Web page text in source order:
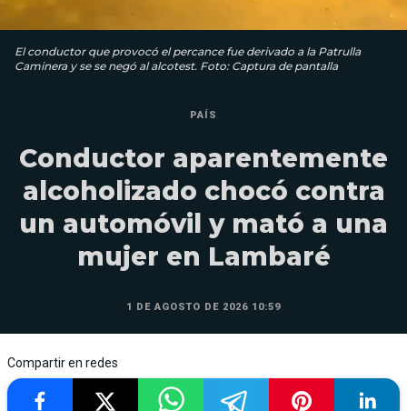
El conductor que provocó el percance fue derivado a la Patrulla
Caminera y se se negó al alcotest. Foto: Captura de pantalla
PAÍS
Conductor aparentemente
alcoholizado chocó contra
un automóvil y mató a una
mujer en Lambaré
1 DE AGOSTO DE 2026 10:59
Compartir en redes